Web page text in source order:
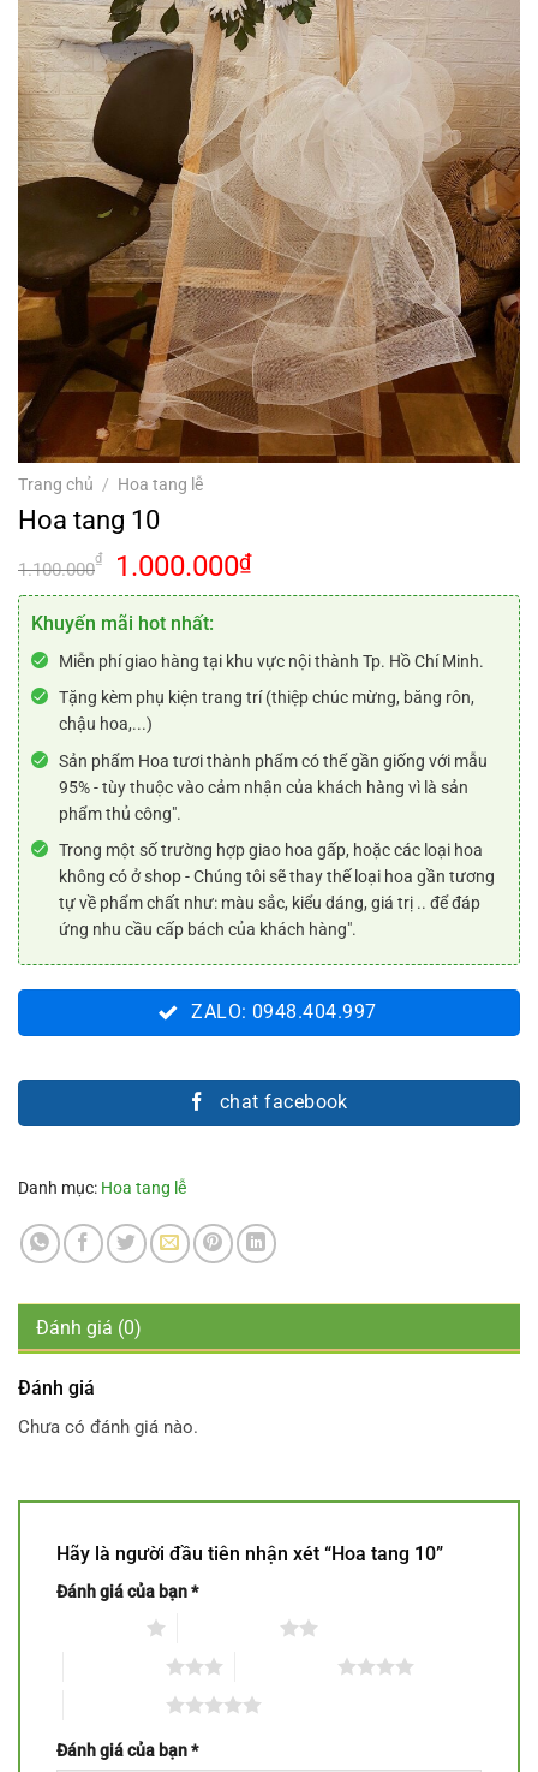
Trang chủ / Hoa tang lễ
Hoa tang 10
1.100.000
₫
Giá
gốc
là:
1.100.000₫.
1.000.000₫Giá
hiện
là:
1.000.000₫.
Khuyến mãi hot nhất:
Miễn phí giao hàng tại khu vực nội thành Tp. Hồ Chí Minh.
Tặng kèm phụ kiện trang trí (thiệp chúc mừng, băng rôn,
chậu hoa,...)
Sản phẩm Hoa tươi thành phẩm có thể gần giống với mẫu
95% - tùy thuộc vào cảm nhận của khách hàng vì là sản
phẩm thủ công".
Trong một số trường hợp giao hoa gấp, hoặc các loại hoa
không có ở shop - Chúng tôi sẽ thay thế loại hoa gần tương
tự về phẩm chất như: màu sắc, kiểu dáng, giá trị .. để đáp
ứng nhu cầu cấp bách của khách hàng".
ZALO: 0948.404.997
chat facebook
Danh mục: Hoa tang lễ
Đánh giá (0)
Đánh giá
Chưa có đánh giá nào.
Hãy là người đầu tiên nhận xét “Hoa tang 10”
Đánh giá của bạn*
Đánh giá của bạn*